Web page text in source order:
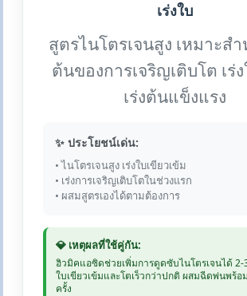
เร่งใบ
สูตรไนโตรเจนสูง เหมาะส
ต้นของการเจริญเติบโต เร่ง
เร่งต้นแข็งแรง
✨ ประโยชน์เด่น:
• ไนโตรเจนสูง เร่งใบเขียวเข้ม
• เร่งการเจริญเติบโตในช่วงแรก
• ผสมสูตรเองได้ตามต้องการ
💎 เหตุผลที่ใช้คู่กัน:
ฮิวมิคแอซิดช่วยเพิ่มการดูดซับไนโตรเจนได้ 2-
ใบเขียวเข้มและโตเร็วกว่าปกติ ผสมฉีดพ่นพร้
ครั้ง